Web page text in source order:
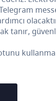
tanır,